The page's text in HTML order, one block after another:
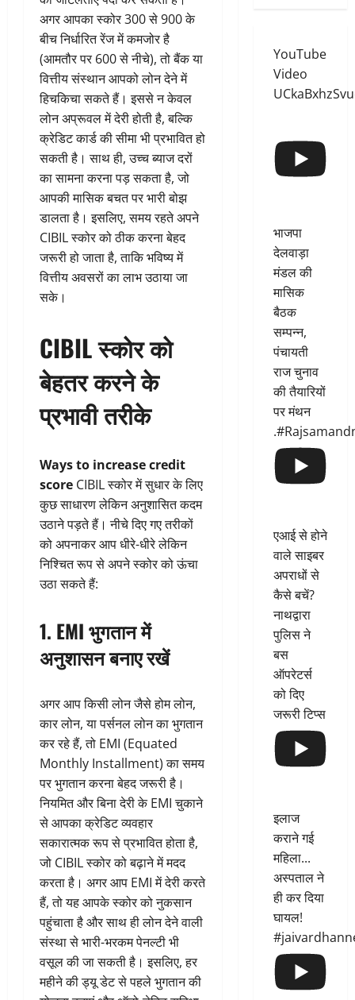
अगर आपका स्कोर 300 से 900 के
बीच निर्धारित रेंज में कमजोर है
(आमतौर पर 600 से नीचे), तो बैंक या
वित्तीय संस्थान आपको लोन देने में
हिचकिचा सकते हैं। इससे न केवल
लोन अप्रूवल में देरी होती है, बल्कि
क्रेडिट कार्ड की सीमा भी प्रभावित हो
सकती है। साथ ही, उच्च ब्याज दरों
का सामना करना पड़ सकता है, जो
आपकी मासिक बचत पर भारी बोझ
डालता है। इसलिए, समय रहते अपने
CIBIL स्कोर को ठीक करना बेहद
जरूरी हो जाता है, ताकि भविष्य में
वित्तीय अवसरों का लाभ उठाया जा
सके।
CIBIL स्कोर को
बेहतर करने के
प्रभावी तरीके
Ways to increase credit
score CIBIL स्कोर में सुधार के लिए
कुछ साधारण लेकिन अनुशासित कदम
उठाने पड़ते हैं। नीचे दिए गए तरीकों
को अपनाकर आप धीरे-धीरे लेकिन
निश्चित रूप से अपने स्कोर को ऊंचा
उठा सकते हैं:
1. EMI भुगतान में
अनुशासन बनाए रखें
अगर आप किसी लोन जैसे होम लोन,
कार लोन, या पर्सनल लोन का भुगतान
कर रहे हैं, तो EMI (Equated
Monthly Installment) का समय
पर भुगतान करना बेहद जरूरी है।
नियमित और बिना देरी के EMI चुकाने
से आपका क्रेडिट व्यवहार
सकारात्मक रूप से प्रभावित होता है,
जो CIBIL स्कोर को बढ़ाने में मदद
करता है। अगर आप EMI में देरी करते
हैं, तो यह आपके स्कोर को नुकसान
पहुंचाता है और साथ ही लोन देने वाली
संस्था से भारी-भरकम पेनल्टी भी
वसूल की जा सकती है। इसलिए, हर
महीने की ड्यू डेट से पहले भुगतान की
YouTube
Video
भाजपा
देलवाड़ा
मंडल की
मासिक
बैठक
सम्पन्न,
पंचायती
राज चुनाव
की तैयारियों
पर मंथन
एआई से होने
वाले साइबर
अपराधों से
कैसे बचें?
नाथद्वारा
पुलिस ने
बस
ऑपरेटर्स
को दिए
जरूरी टिप्स
इलाज
कराने गई
महिला...
अस्पताल ने
ही कर दिया
घायल!